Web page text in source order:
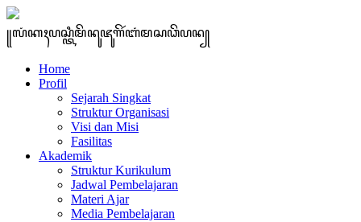
꧋ꦭꦁꦏꦃꦥꦱ꧀ꦠꦶꦩꦼꦤꦸꦗꦸꦒꦼꦂꦧꦁꦩꦱꦣꦼꦥꦤ꧀
Home
Profil
Sejarah Singkat
Struktur Organisasi
Visi dan Misi
Fasilitas
Akademik
Struktur Kurikulum
Jadwal Pembelajaran
Materi Ajar
Media Pembelajaran